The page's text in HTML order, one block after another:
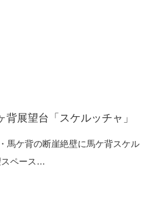
背展望台「スケルッチャ」
馬ケ背の断崖絶壁に馬ケ背スケル
スペース…